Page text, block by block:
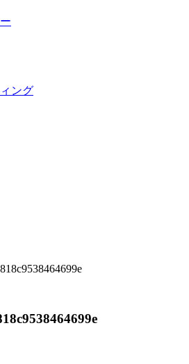
ング